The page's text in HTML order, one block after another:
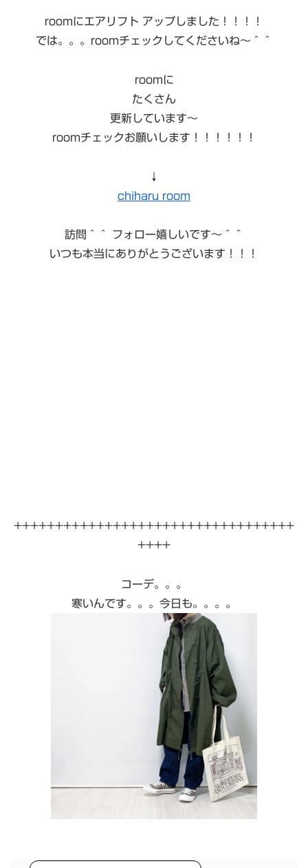
roomにエアリフト アップしました！！！！
では。。。roomチェックしてくださいね〜＾＾
roomに
たくさん
更新しています〜
roomチェックお願いします！！！！！！
↓
chiharu room
訪問＾＾ フォロー嬉しいです〜＾＾
いつも本当にありがとうございます！！！
++++++++++++++++++++++++++++++++++
++++
コーデ。。。
寒いんです。。。今日も。。。。